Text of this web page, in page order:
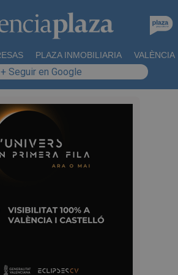
PLAZA INMOBILIARIA VALÈNCIA
+ Seguir en Google